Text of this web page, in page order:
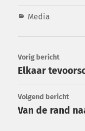
Media
Vorig bericht
Elkaar
Volgend bericht
Van de rand